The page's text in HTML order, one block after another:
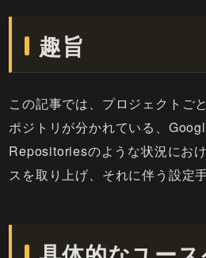
趣旨
この記事では、プロジェクトご
ポジトリが分かれている、
Repositoriesのような状況にお
スを取り上げ、それに伴う設定